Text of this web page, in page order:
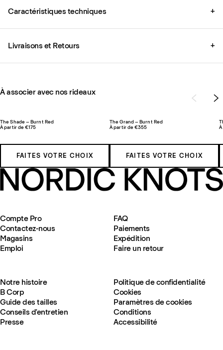
Caractéristiques techniques +
Livraisons et Retours +
À associer avec nos rideaux
The Shade – Burnt Red
À partir de €175
FAITES VOTRE CHOIX
The Grand – Burnt Red
À partir de €355
FAITES VOTRE CHOIX
Compte Pro
Contactez-nous
Magasins
Emploi
FAQ
Paiements
Expédition
Faire un retour
Notre histoire
B Corp
Guide des tailles
Conseils d'entretien
Presse
Politique de confidentialité
Cookies
Paramètres de cookies
Conditions
Accessibilité